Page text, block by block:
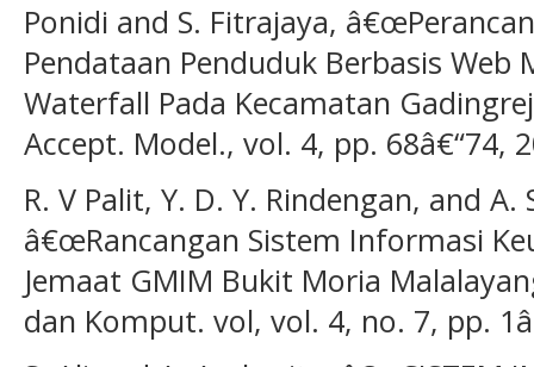
Ponidi and S. Fitrajaya,
Pendataan Penduduk Berbasis Web
Waterfall Pada Kecamatan
Accept. Model., vol. 4, pp. 68â€“74,
R. V Palit, Y. D. Y. Rindengan, and
â€œRancangan Sistem Informasi
Jemaat GMIM Bukit Moria
dan Komput. vol, vol. 4, no. 7, pp.